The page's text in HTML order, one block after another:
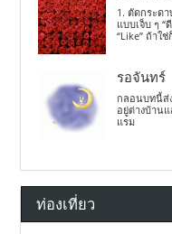
1. ตัดกระด
แบบเจ็บ ๆ
“Like” ถ้าใ
รอจันทร์
กลอนบทนี้ส่
อยู่ต่างบ้าน
แรม
ท่องเที่ยว